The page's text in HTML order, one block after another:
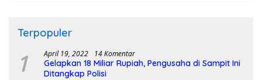
Terpopuler
1 April 19, 2022 14 Komentar
Gelapkan 18 Miliar Rupiah, Pengusaha di Sampit Ini
Ditangkap Polisi